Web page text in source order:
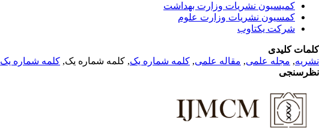
کمیسیون نشریات وزارت بهداشت
کمسیون نشریات وزارت علوم
شرکت یکتاوب
کلمات کلیدی
نشریه, مجله علمی, مقاله علمی, کلمه شماره یک, کلمه شماره یک, کلمه شماره یک
نظرسنجی